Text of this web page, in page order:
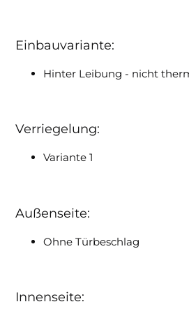
Einbauvariante:
Hinter Leibung - nicht
Verriegelung:
Variante 1
Außenseite:
Ohne Türbeschlag
Innenseite: